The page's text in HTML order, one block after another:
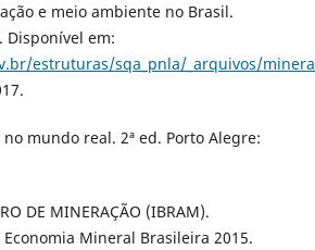
e meio ambiente no Brasil.
Disponível em:
estruturas/sqa_pnla/_arquivos/
no mundo real. 2ª ed. Porto Alegre:
DE MINERAÇÃO (IBRAM).
Mineral Brasileira 2015.